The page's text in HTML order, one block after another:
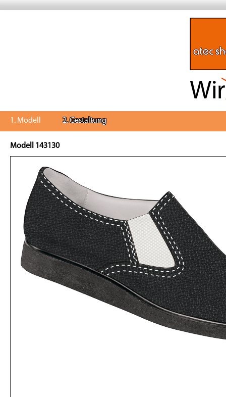
1. Modell 2. Gestaltung
Modell 143130